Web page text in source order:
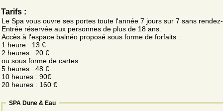
Tarifs :
Le Spa vous ouvre ses portes toute l'année 7 jours sur 7 sans
Entrée réservée aux personnes de plus de 18 ans.
Accès à l'espace balnéo proposé sous forme de forfaits :
1 heure : 13 €
2 heures : 20 €
ou sous forme de cartes :
5 heures : 48 €
10 heures : 90€
20 heures : 160 €
SPA Dune & Eau